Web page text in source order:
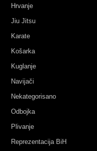
Hrvanje
Jiu Jitsu
Karate
Košarka
Kuglanje
Navijači
Nekategorisano
Odbojka
Plivanje
Reprezentacija BiH